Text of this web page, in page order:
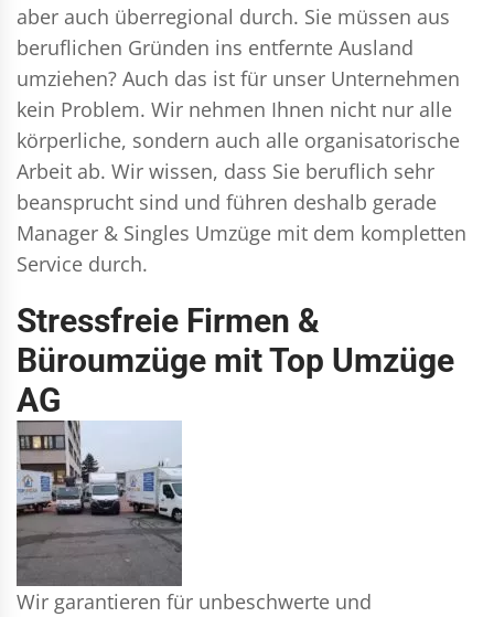
aber auch überregional durch. Sie müssen aus
beruflichen Gründen ins entfernte Ausland
umziehen? Auch das ist für unser Unternehmen
kein Problem. Wir nehmen Ihnen nicht nur alle
körperliche, sondern auch alle organisatorische
Arbeit ab. Wir wissen, dass Sie beruflich sehr
beansprucht sind und führen deshalb gerade
Manager & Singles Umzüge mit dem kompletten
Service durch.
Stressfreie Firmen &
Büroumzüge mit Top Umzüge
AG
Wir garantieren für unbeschwerte und